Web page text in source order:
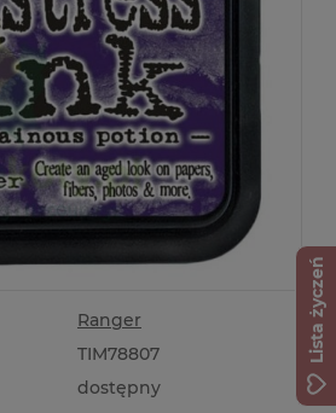
Ranger
TIM78807
dostępny
Lista życzeń